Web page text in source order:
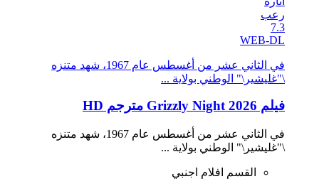
رعب
7.3
WEB-DL
في الثاني عشر من أغسطس عام 1967، شهد متنزه
\"غليشير\" الوطني بولاية ...
فيلم Grizzly Night 2026 مترجم HD
في الثاني عشر من أغسطس عام 1967، شهد متنزه
\"غليشير\" الوطني بولاية ...
القسم
افلام اجنبي